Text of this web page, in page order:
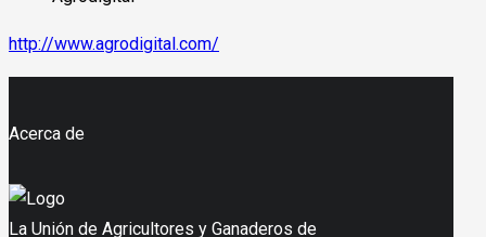
http://www.agrodigital.com/
Acerca de
La Unión de Agricultores y Ganaderos de